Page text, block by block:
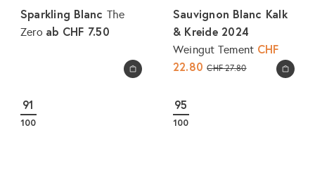
In den Warenkorb legen
Sparkling Blanc The
Zero ab CHF 7.50
In den Warenkorb legen
Sauvignon Blanc Kalk
& Kreide 2024
Weingut Tement S
CHF
22.80N
CHF 27.80
91
100
95
100